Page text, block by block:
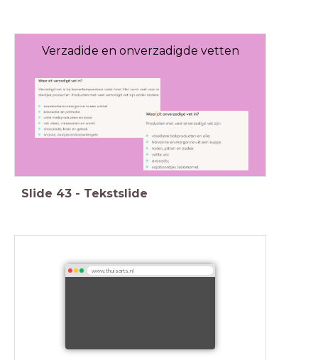
Verzadide en onverzadigde vetten
Slide 43 - Tekstslide
www.thuisarts.nl